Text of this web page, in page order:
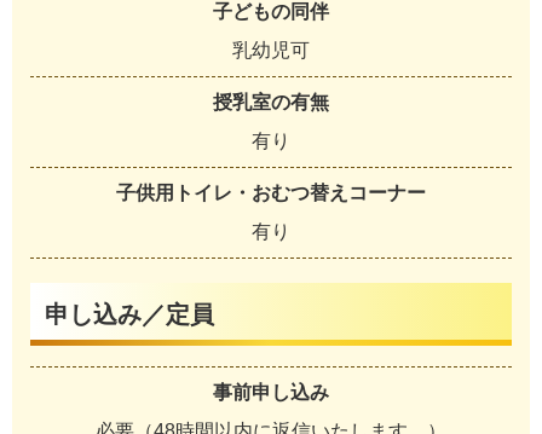
子どもの同伴
乳幼児可
授乳室の有無
有り
子供用トイレ・おむつ替えコーナー
有り
申し込み／定員
事前申し込み